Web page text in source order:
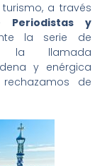
a través
Periodistas y
la serie de
la llamada
y enérgica
de